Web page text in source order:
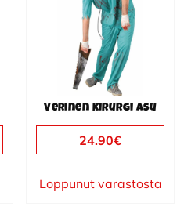
Verinen kirurgi asu
24.90€
Loppunut varastosta